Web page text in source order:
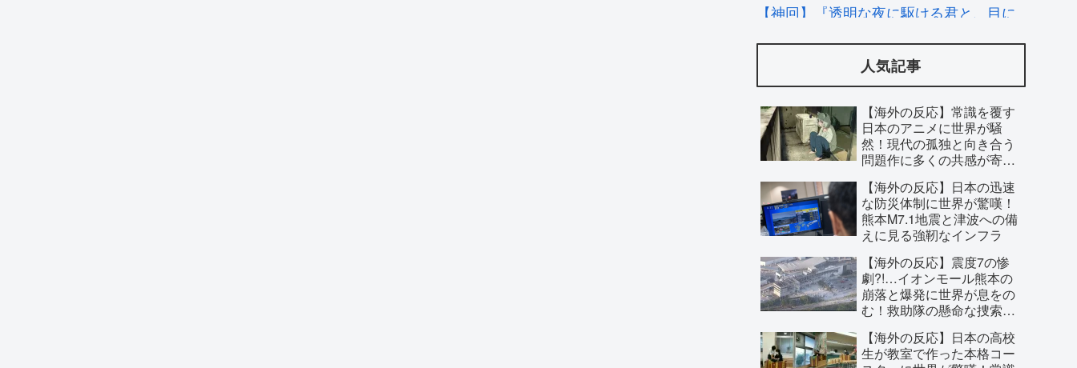
【神回】『透明な夜に駆ける君と、目に
えている世界”を白い余白で描いた前半に
海外絶賛「霧が晴れて虹色になる瞬間、
【海外の反応】移民なしで少子化を解決
するにはどうしたらいいんだ？ → 「現代
人気記事
日本のアニメに世界が騒
然！現代の孤独と向き合う
問題作に多くの共感が寄せ
られた理由とは？
【海外の反応】日本の迅速
な防災体制に世界が驚嘆！
熊本M7.1地震と津波への備
えに見る強靭なインフラ
【海外の反応】震度7の惨
劇?!…イオンモール熊本の
崩落と爆発に世界が息をの
む！救助隊の懸命な捜索に
寄せられた祈り
【海外の反応】日本の高校
生が教室で作った本格コー
スターに世界が驚嘆！常識